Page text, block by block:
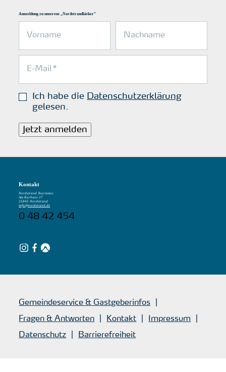
Anmeldung zu unserem „Nordstrandkieker“
Ich habe die Datenschutzerklärung
gelesen.
Jetzt anmelden
Kontakt
Nordstrand Tourismus
Am Kurhaus 27
25845 Nordstrand
info@nordstrand.de
0 48 42 454
Gemeindeservice & Gastgeberinfos
Fragen & Antworten
Kontakt
Impressum
Datenschutz
Barrierefreiheit